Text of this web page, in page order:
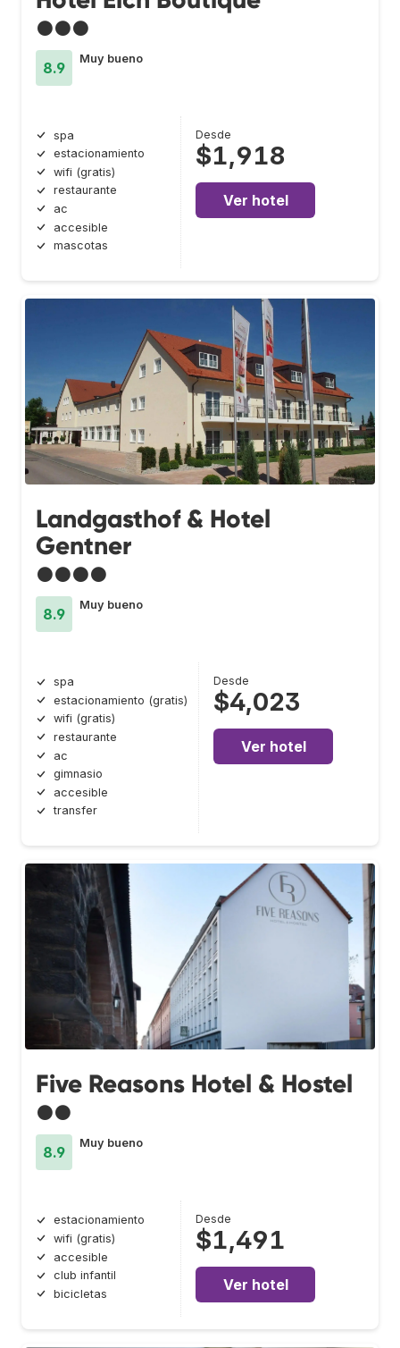
●●●
8.9
Muy bueno
spa
estacionamiento
wifi (gratis)
restaurante
ac
accesible
mascotas
Desde
$1,918
Ver hotel
Landgasthof & Hotel
Gentner
●●●●
8.9
Muy bueno
spa
estacionamiento (gratis)
wifi (gratis)
restaurante
ac
gimnasio
accesible
transfer
Desde
$4,023
Ver hotel
Five Reasons Hotel & Hostel
●●
8.9
Muy bueno
estacionamiento
wifi (gratis)
accesible
club infantil
bicicletas
Desde
$1,491
Ver hotel